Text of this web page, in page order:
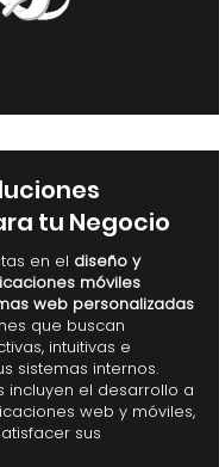
tu Negocio
en el diseño y
móviles
web personalizadas
que buscan
intuitivas e
sistemas internos.
incluyen el desarrollo a
web y móviles,
sus